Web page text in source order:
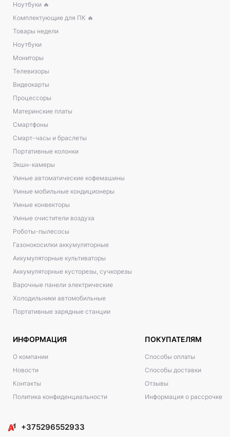
Ноутбуки 🔥
Комплектующие для ПК 🔥
Товары недели
Ноутбуки
Мониторы
Телевизоры
Видеокарты
Процессоры
Материнские платы
Смартфоны
Смарт-часы и браслеты
Портативные колонки
Экшн-камеры
Умные автоматические кофемашины
Умные мобильные кондиционеры
Умные конвекторы
Умные очистители воздуха
Роботы-пылесосы
Газонокосилки аккумуляторные
Аккумуляторные культиваторы
Аккумуляторные кусторезы, сучкорезы
Варочные панели электрические
Холодильники автомобильные
Портативные зарядные станции
ИНФОРМАЦИЯ
О компании
Новости
Контакты
Политика конфиденциальности
ПОКУПАТЕЛЯМ
Способы оплаты
Способы доставки
Отзывы
Информация о рассрочке
+375296552933